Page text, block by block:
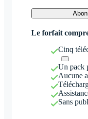
Le forfait
Cinq
Un pack
Aucune
Sans